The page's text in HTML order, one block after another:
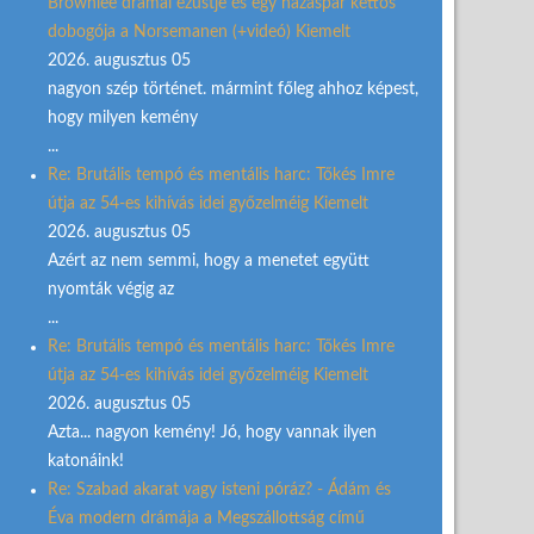
Brownlee drámai ezüstje és egy házaspár kettős
dobogója a Norsemanen (+videó) Kiemelt
2026. augusztus 05
nagyon szép történet. mármint főleg ahhoz képest,
hogy milyen kemény
...
Re: Brutális tempó és mentális harc: Tőkés Imre
útja az 54-es kihívás idei győzelméig Kiemelt
2026. augusztus 05
Azért az nem semmi, hogy a menetet együtt
nyomták végig az
...
Re: Brutális tempó és mentális harc: Tőkés Imre
útja az 54-es kihívás idei győzelméig Kiemelt
2026. augusztus 05
Azta... nagyon kemény! Jó, hogy vannak ilyen
katonáink!
Re: Szabad akarat vagy isteni póráz? - Ádám és
Éva modern drámája a Megszállottság című